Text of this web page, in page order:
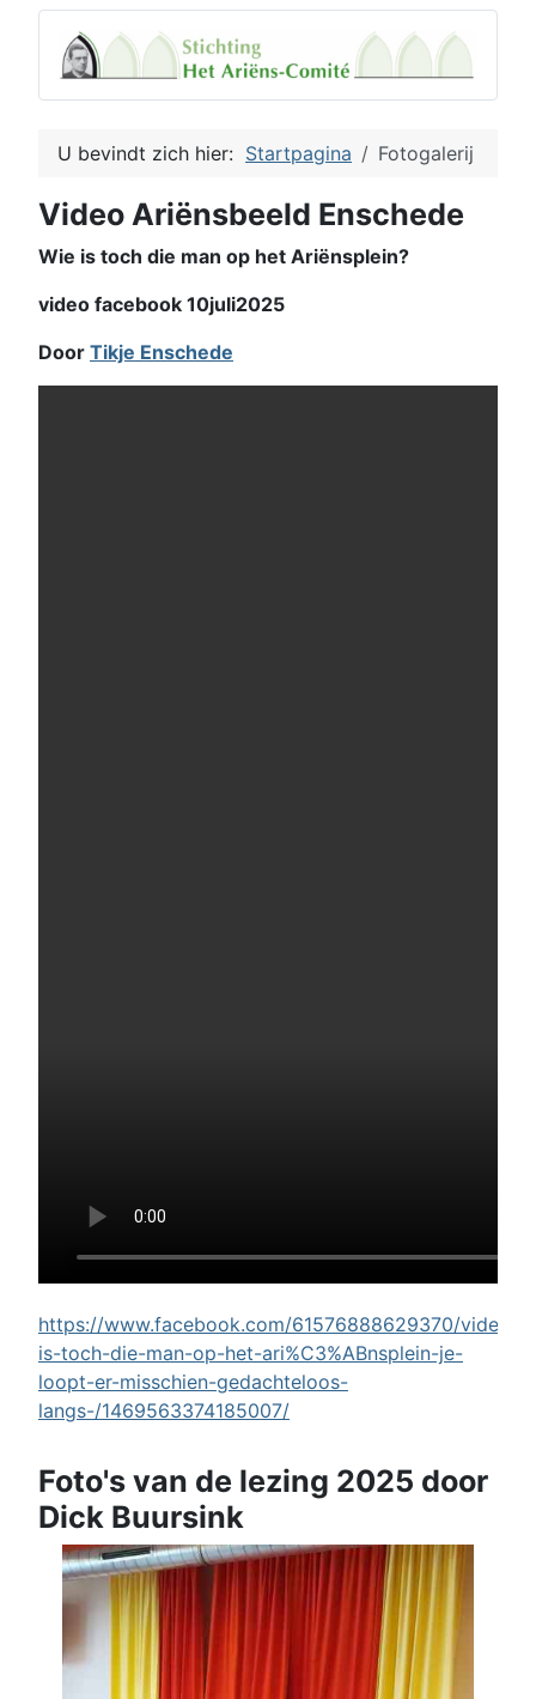
U bevindt zich hier: Startpagina Fotogalerij
Video Ariënsbeeld Enschede
Wie is toch die man op het Ariënsplein?
video facebook 10juli2025
Door Tikje Enschede
https://www.facebook.com/61576888629370/videos/
is-toch-die-man-op-het-ari%C3%ABnsplein-je-
loopt-er-misschien-gedachteloos-
langs-/1469563374185007/
Foto's van de lezing 2025 door
Dick Buursink